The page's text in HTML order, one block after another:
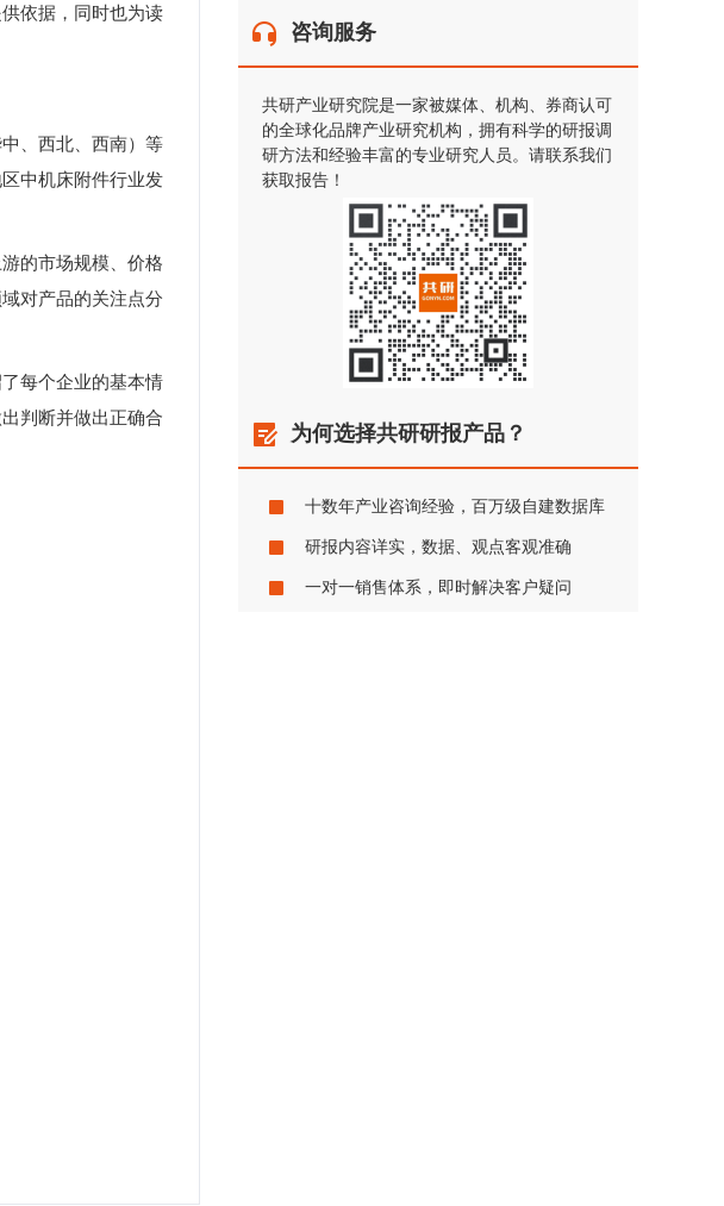
依据，同时也为读
、西北、西南）等
中机床附件行业发
的市场规模、价格
对产品的关注点分
每个企业的基本情
判断并做出正确合
咨询服务
共研产业研究院是一家被媒体、机构、券商认可
的全球化品牌产业研究机构，拥有科学的研报调
研方法和经验丰富的专业研究人员。请联系我们
获取报告！
为何选择共研研报产品？
十数年产业咨询经验，百万级自建数据库
研报内容详实，数据、观点客观准确
一对一销售体系，即时解决客户疑问